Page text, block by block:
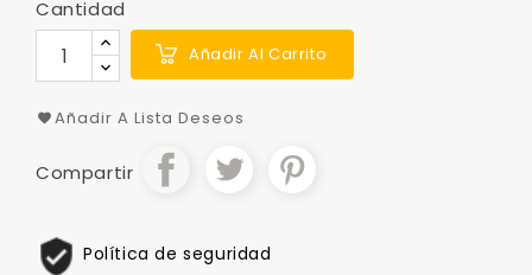
Cantidad
Añadir Al Carrito
Añadir A Lista Deseos
Compartir
Política de seguridad